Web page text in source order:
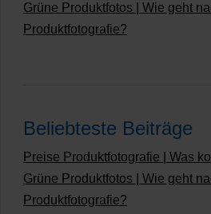
Grüne Produktfotos | Wie geht
Produktfotografie?
Beliebteste Beiträge
Preise Produktfotografie | Was
Grüne Produktfotos | Wie geht
Produktfotografie?